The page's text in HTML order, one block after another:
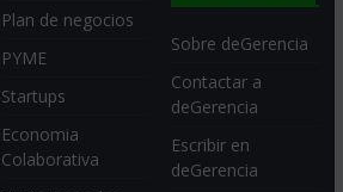
Plan de negocios
PYME
Startups
Economia
Colaborativa
Sobre deGerencia
Contactar a
deGerencia
Escribir en
deGerencia